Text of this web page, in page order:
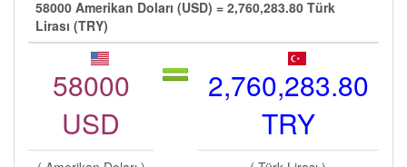
58000 Amerikan Doları (USD) = 2,760,283.80 Türk
Lirası (TRY)
58000
USD
2,760,283.80
TRY